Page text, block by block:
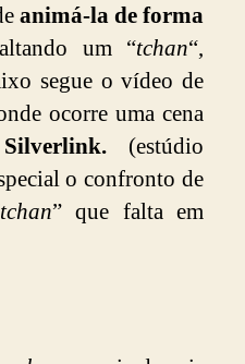
animá-la de forma
um “tchan“,
segue o vídeo de
ocorre uma cena
Silverlink.(estúdio
o confronto de
tchan” que falta em